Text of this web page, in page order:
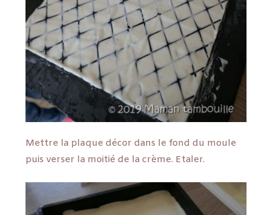
Mettre la plaque décor dans le fond du moule
puis verser la moitié de la crème. Etaler.